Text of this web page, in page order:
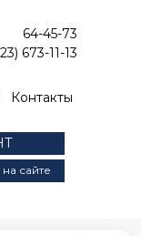
64-45-73
673-11-13
Контакты
сайте